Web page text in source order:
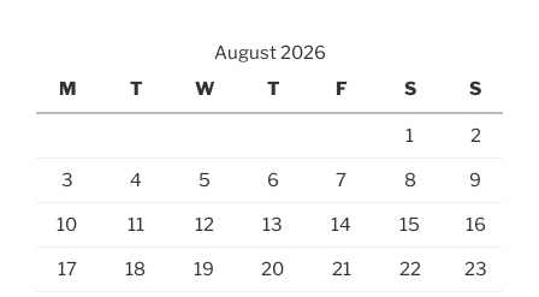
August 2026
M
T W T F S S
1 2
3 4 5 6 7 8 9
10 11 12 13 14 15 16
17 18 19 20 21 22 23